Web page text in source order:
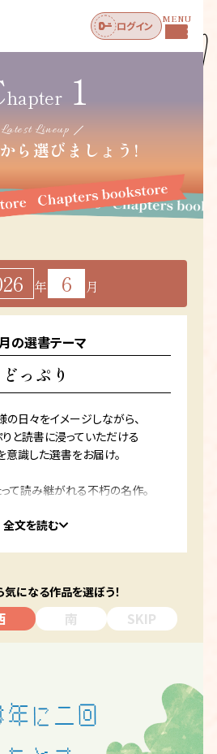
ログイン
MENU
hapter1
Latest Lineup
ら選びましょう!
年 6 月
の選書テーマ
どっぷり
の日々をイメージしながら、
りと読書に浸っていただける
意識した選書をお届け。
て読み継がれる不朽の名作。
く芸人さんのエッセイ。
今月でオープンから5周年。
ありがとうございます。
全文を読む
気になる作品を選ぼう！
南 SKIP